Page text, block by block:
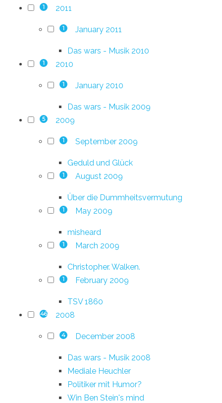
1 2011
1 January 2011
Das wars - Musik 2010
1 2010
1 January 2010
Das wars - Musik 2009
5 2009
1 September 2009
Geduld und Glück
1 August 2009
Über die Dummheitsvermutung
1 May 2009
misheard
1 March 2009
Christopher. Walken.
1 February 2009
TSV 1860
46 2008
4 December 2008
Das wars - Musik 2008
Mediale Heuchler
Politiker mit Humor?
Win Ben Stein's mind